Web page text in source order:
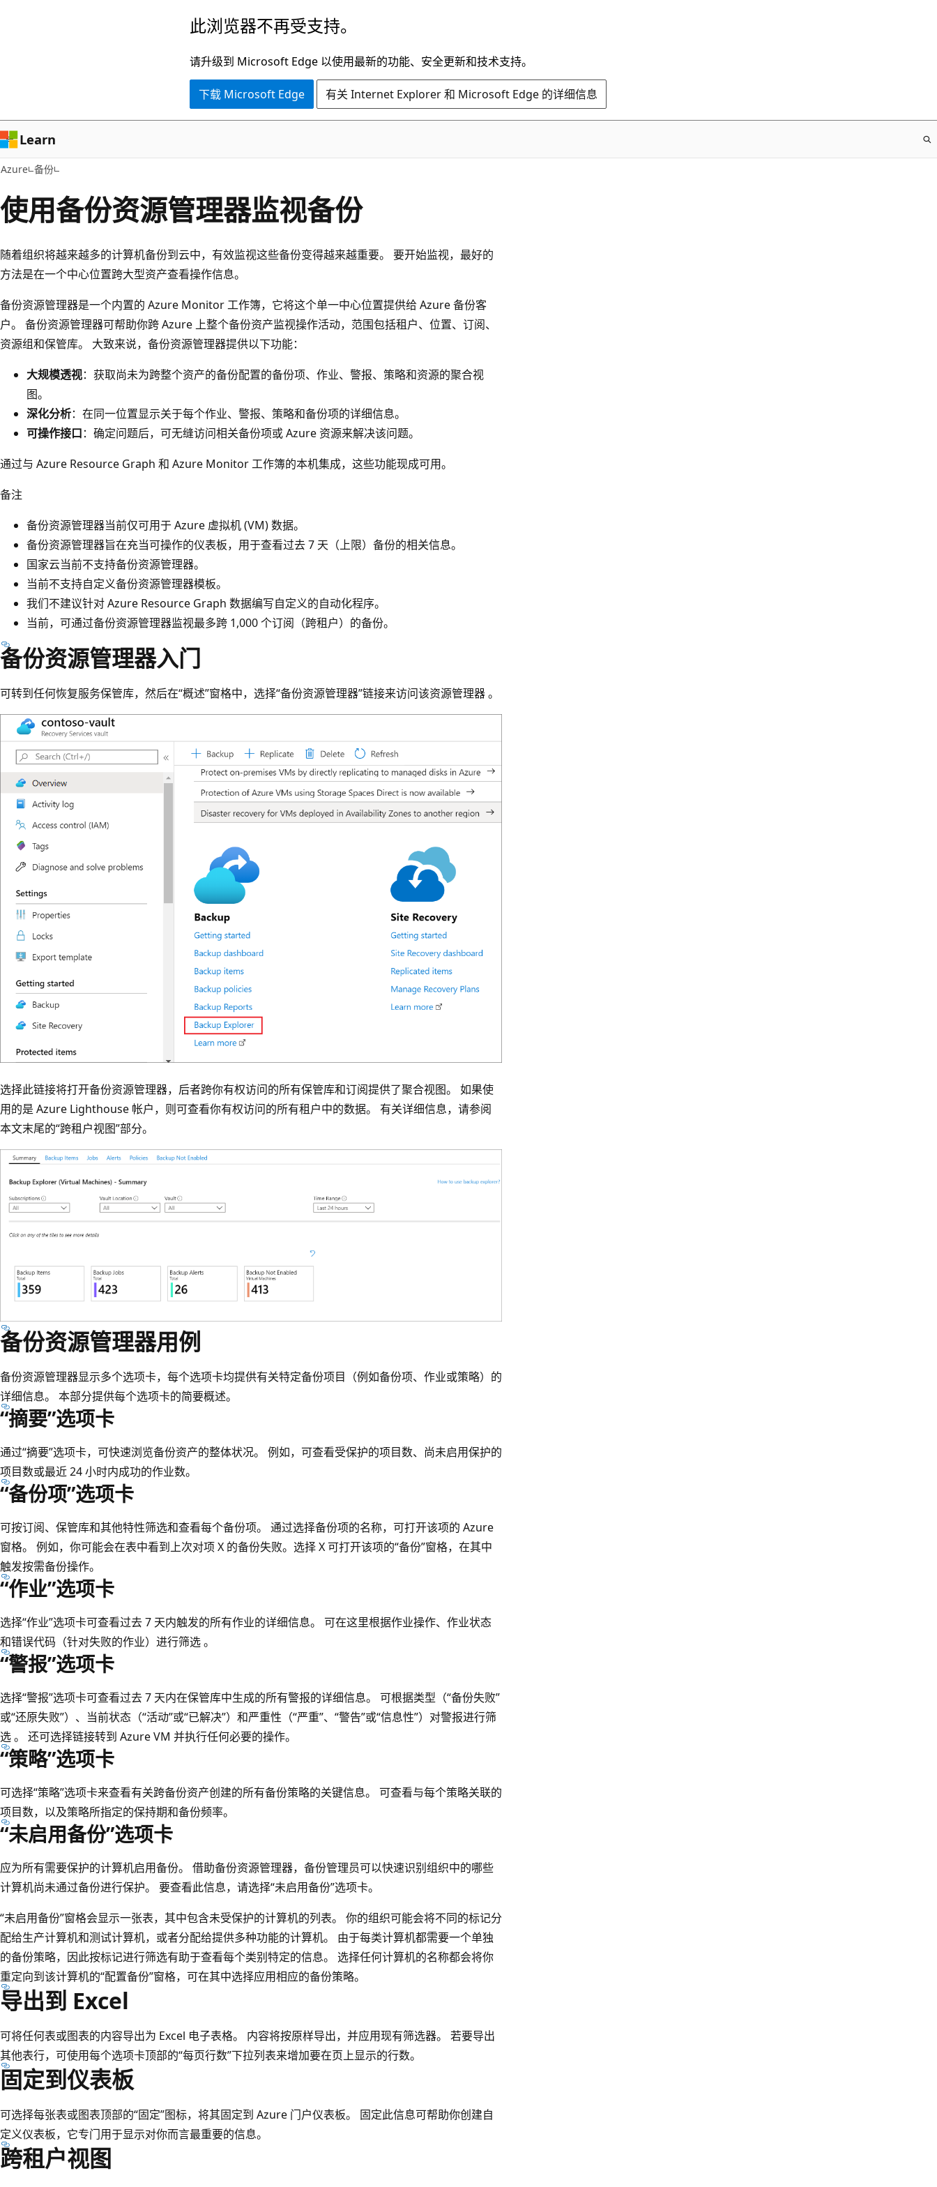
容
此浏览器不再受支持。
请升级到 Microsoft Edge 以使用最新的功能、安全更新和技术支持。
下载 Microsoft Edge 有关 Internet Explorer 和 Microsoft Edge 的详细信息
Learn
Azure 备份
使用备份资源管理器监视备份
随着组织将越来越多的计算机备份到云中，有效监视这些备份变得越来越重要。 要开始监视，最好的
方法是在一个中心位置跨大型资产查看操作信息。
备份资源管理器是一个内置的 Azure Monitor 工作簿，它将这个单一中心位置提供给 Azure 备份客
户。 备份资源管理器可帮助你跨 Azure 上整个备份资产监视操作活动，范围包括租户、位置、订阅、
资源组和保管库。 大致来说，备份资源管理器提供以下功能：
大规模透视：获取尚未为跨整个资产的备份配置的备份项、作业、警报、策略和资源的聚合视
图。
深化分析：在同一位置显示关于每个作业、警报、策略和备份项的详细信息。
可操作接口：确定问题后，可无缝访问相关备份项或 Azure 资源来解决该问题。
通过与 Azure Resource Graph 和 Azure Monitor 工作簿的本机集成，这些功能现成可用。
备注
备份资源管理器当前仅可用于 Azure 虚拟机 (VM) 数据。
备份资源管理器旨在充当可操作的仪表板，用于查看过去 7 天（上限）备份的相关信息。
国家云当前不支持备份资源管理器。
当前不支持自定义备份资源管理器模板。
我们不建议针对 Azure Resource Graph 数据编写自定义的自动化程序。
当前，可通过备份资源管理器监视最多跨 1,000 个订阅（跨租户）的备份。
备份资源管理器入门
可转到任何恢复服务保管库，然后在“概述”窗格中，选择“备份资源管理器”链接来访问该资源管理器 。
选择此链接将打开备份资源管理器，后者跨你有权访问的所有保管库和订阅提供了聚合视图。 如果使
用的是 Azure Lighthouse 帐户，则可查看你有权访问的所有租户中的数据。 有关详细信息，请参阅
本文末尾的“跨租户视图”部分。
备份资源管理器用例
备份资源管理器显示多个选项卡，每个选项卡均提供有关特定备份项目（例如备份项、作业或策略）的
详细信息。 本部分提供每个选项卡的简要概述。
“摘要”选项卡
通过“摘要”选项卡，可快速浏览备份资产的整体状况。 例如，可查看受保护的项目数、尚未启用保护的
项目数或最近 24 小时内成功的作业数。
“备份项”选项卡
可按订阅、保管库和其他特性筛选和查看每个备份项。 通过选择备份项的名称，可打开该项的 Azure
窗格。 例如，你可能会在表中看到上次对项 X 的备份失败。选择 X 可打开该项的“备份”窗格，在其中
触发按需备份操作。
“作业”选项卡
选择“作业”选项卡可查看过去 7 天内触发的所有作业的详细信息。 可在这里根据作业操作、作业状态
和错误代码（针对失败的作业）进行筛选 。
“警报”选项卡
选择“警报”选项卡可查看过去 7 天内在保管库中生成的所有警报的详细信息。 可根据类型（“备份失败”
或“还原失败”）、当前状态（“活动”或“已解决”）和严重性（“严重”、“警告”或“信息性”）对警报进行筛
选 。 还可选择链接转到 Azure VM 并执行任何必要的操作。
“策略”选项卡
可选择“策略”选项卡来查看有关跨备份资产创建的所有备份策略的关键信息。 可查看与每个策略关联的
项目数，以及策略所指定的保持期和备份频率。
“未启用备份”选项卡
应为所有需要保护的计算机启用备份。 借助备份资源管理器，备份管理员可以快速识别组织中的哪些
计算机尚未通过备份进行保护。 要查看此信息，请选择“未启用备份”选项卡。
“未启用备份”窗格会显示一张表，其中包含未受保护的计算机的列表。 你的组织可能会将不同的标记分
配给生产计算机和测试计算机，或者分配给提供多种功能的计算机。 由于每类计算机都需要一个单独
的备份策略，因此按标记进行筛选有助于查看每个类别特定的信息。 选择任何计算机的名称都会将你
重定向到该计算机的“配置备份”窗格，可在其中选择应用相应的备份策略。
导出到 Excel
可将任何表或图表的内容导出为 Excel 电子表格。 内容将按原样导出，并应用现有筛选器。 若要导出
其他表行，可使用每个选项卡顶部的“每页行数”下拉列表来增加要在页上显示的行数。
固定到仪表板
可选择每张表或图表顶部的“固定”图标，将其固定到 Azure 门户仪表板。 固定此信息可帮助你创建自
定义仪表板，它专门用于显示对你而言最重要的信息。
跨租户视图